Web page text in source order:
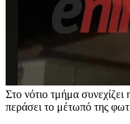
Στο νότιο τμήμα
περάσει το μέτωπό της